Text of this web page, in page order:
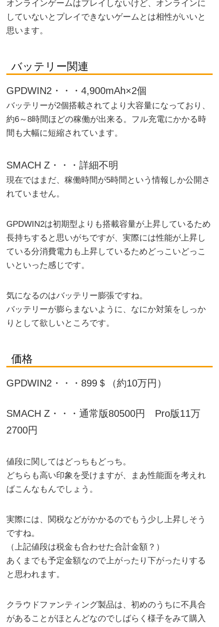
オンラインゲームはプレイしないけど、オンラインに
していないとプレイできないゲームとは相性がいいと
思います。
バッテリー関連
GPDWIN2・・・4,900mAh×2個
バッテリーが2個搭載されてより大容量になっており、
約6～8時間ほどの稼働が出来る。フル充電にかかる時
間も大幅に短縮されています。
SMACH Z・・・詳細不明
現在ではまだ、稼働時間が5時間という情報しか公開さ
れていません。
GPDWIN2は初期型よりも搭載容量が上昇しているため
長持ちすると思いがちですが、実際には性能が上昇し
ている分消費電力も上昇しているためどっこいどっこ
いといった感じです。
気になるのはバッテリー膨張ですね。
バッテリーが膨らまないように、なにか対策をしっか
りとして欲しいところです。
価格
GPDWIN2・・・899＄（約10万円）
SMACH Z・・・通常版80500円 Pro版11万
2700円
値段に関してはどっちもどっち。
どちらも高い印象を受けますが、まあ性能面を考えれ
ばこんなもんでしょう。
実際には、関税などがかかるのでもう少し上昇しそう
ですね。
（上記値段は税金も合わせた合計金額？）
あくまでも予定金額なので上がったり下がったりする
と思われます。
クラウドファンティング製品は、初めのうちに不具合
があることがほとんどなのでしばらく様子をみて購入